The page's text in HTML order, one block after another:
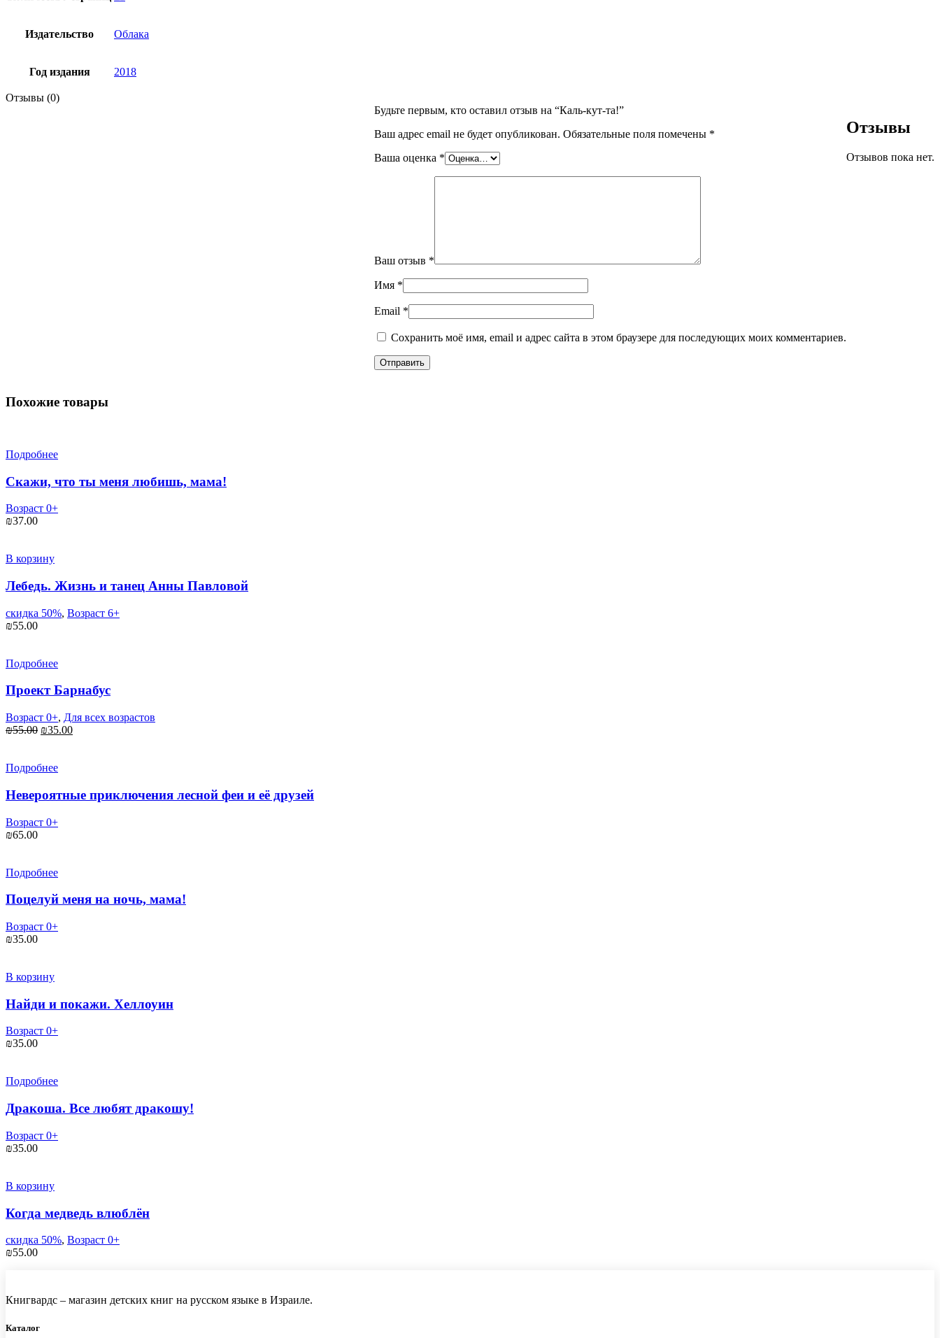
Издательство Облака
Год издания 2018
Отзывы (0)
Отзывы
Отзывов пока нет.
Будьте первым, кто оставил отзыв на “Каль-кут-та!”
Ваш адрес email не будет опубликован. Обязательные поля помечены *
Ваша оценка *
Ваш отзыв *
Имя *
Email *
Сохранить моё имя, email и адрес сайта в этом браузере для последующих моих комментариев.
Похожие товары
Подробнее
Скажи, что ты меня любишь, мама!
Возраст 0+
₪37.00
В корзину
Лебедь. Жизнь и танец Анны Павловой
скидка 50%, Возраст 6+
₪55.00
Подробнее
Проект Барнабус
Возраст 0+, Для всех возрастов
₪55.00 Первоначальная
₪55.00.
₪35.00Текущая
Подробнее
Невероятные приключения лесной феи и её друзей
Возраст 0+
₪65.00
Подробнее
Поцелуй меня на ночь, мама!
Возраст 0+
₪35.00
В корзину
Найди и покажи. Хеллоуин
Возраст 0+
₪35.00
Подробнее
Дракоша. Все любят дракошу!
Возраст 0+
₪35.00
В корзину
Когда медведь влюблён
скидка 50%, Возраст 0+
₪55.00
Книгвардс – магазин детских книг на русском языке в Израиле.
Каталог